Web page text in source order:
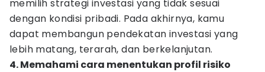
memilih strategi investasi yang tidak sesuai
dengan kondisi pribadi. Pada akhirnya, kamu
dapat membangun pendekatan investasi yang
lebih matang, terarah, dan berkelanjutan.
4. Memahami cara menentukan profil risiko